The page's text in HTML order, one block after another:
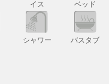
イス ベッド
シャワー バスタブ